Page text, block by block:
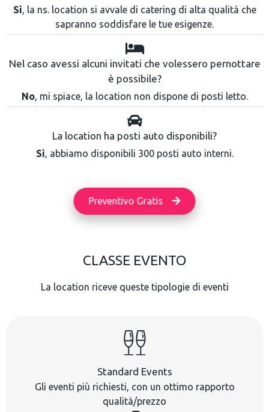
Sì , la ns. location si avvale di catering di alta qualità che
sapranno soddisfare le tue esigenze.
Nel caso avessi alcuni invitati che volessero pernottare
è possibile?
No, mi spiace, la location non dispone di posti letto.
La location ha posti auto disponibili?
Sì , abbiamo disponibili 300 posti auto interni.
Preventivo Gratis
CLASSE EVENTO
La location riceve queste tipologie di eventi
Standard Events
Gli eventi più richiesti, con un ottimo rapporto
qualità/prezzo